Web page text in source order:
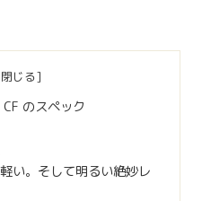
のスペック
い。そして明るい絶妙レ